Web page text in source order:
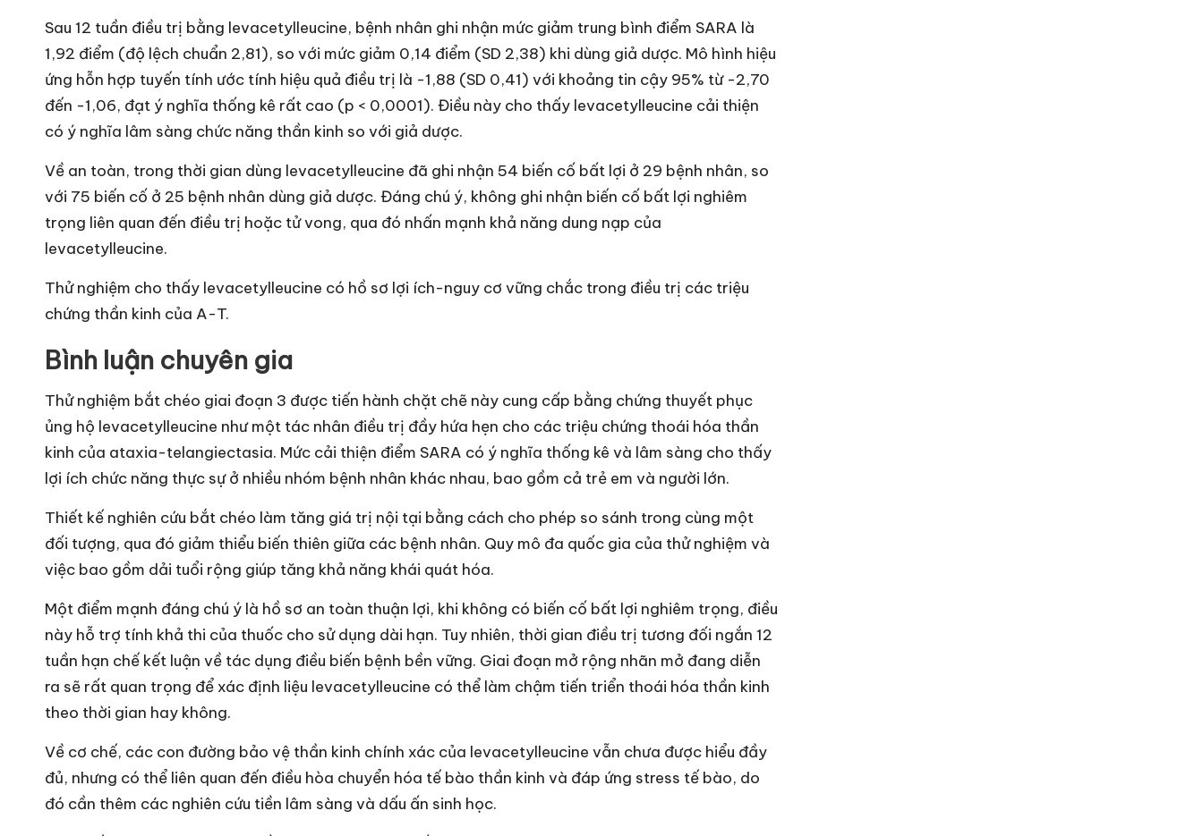
Sau 12 tuần điều trị bằng levacetylleucine, bệnh nhân ghi nhận mức giảm trung bình điểm SARA là
1,92 điểm (độ lệch chuẩn 2,81), so với mức giảm 0,14 điểm (SD 2,38) khi dùng giả dược. Mô hình hiệu
ứng hỗn hợp tuyến tính ước tính hiệu quả điều trị là -1,88 (SD 0,41) với khoảng tin cậy 95% từ -2,70
đến -1,06, đạt ý nghĩa thống kê rất cao (p < 0,0001). Điều này cho thấy levacetylleucine cải thiện
có ý nghĩa lâm sàng chức năng thần kinh so với giả dược.
Về an toàn, trong thời gian dùng levacetylleucine đã ghi nhận 54 biến cố bất lợi ở 29 bệnh nhân, so
với 75 biến cố ở 25 bệnh nhân dùng giả dược. Đáng chú ý, không ghi nhận biến cố bất lợi nghiêm
trọng liên quan đến điều trị hoặc tử vong, qua đó nhấn mạnh khả năng dung nạp của
levacetylleucine.
Thử nghiệm cho thấy levacetylleucine có hồ sơ lợi ích-nguy cơ vững chắc trong điều trị các triệu
chứng thần kinh của A-T.
Bình luận chuyên gia
Thử nghiệm bắt chéo giai đoạn 3 được tiến hành chặt chẽ này cung cấp bằng chứng thuyết phục
ủng hộ levacetylleucine như một tác nhân điều trị đầy hứa hẹn cho các triệu chứng thoái hóa thần
kinh của ataxia-telangiectasia. Mức cải thiện điểm SARA có ý nghĩa thống kê và lâm sàng cho thấy
lợi ích chức năng thực sự ở nhiều nhóm bệnh nhân khác nhau, bao gồm cả trẻ em và người lớn.
Thiết kế nghiên cứu bắt chéo làm tăng giá trị nội tại bằng cách cho phép so sánh trong cùng một
đối tượng, qua đó giảm thiểu biến thiên giữa các bệnh nhân. Quy mô đa quốc gia của thử nghiệm và
việc bao gồm dải tuổi rộng giúp tăng khả năng khái quát hóa.
Một điểm mạnh đáng chú ý là hồ sơ an toàn thuận lợi, khi không có biến cố bất lợi nghiêm trọng, điều
này hỗ trợ tính khả thi của thuốc cho sử dụng dài hạn. Tuy nhiên, thời gian điều trị tương đối ngắn 12
tuần hạn chế kết luận về tác dụng điều biến bệnh bền vững. Giai đoạn mở rộng nhãn mở đang diễn
ra sẽ rất quan trọng để xác định liệu levacetylleucine có thể làm chậm tiến triển thoái hóa thần kinh
theo thời gian hay không.
Về cơ chế, các con đường bảo vệ thần kinh chính xác của levacetylleucine vẫn chưa được hiểu đầy
đủ, nhưng có thể liên quan đến điều hòa chuyển hóa tế bào thần kinh và đáp ứng stress tế bào, do
đó cần thêm các nghiên cứu tiền lâm sàng và dấu ấn sinh học.